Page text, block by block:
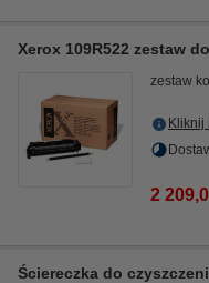
Xerox 109R522 zestaw
zestaw
Kliknij
2
Ściereczka do